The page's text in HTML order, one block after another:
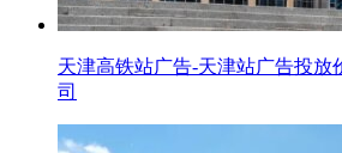
天津高铁站广告-天津站广告投放
司